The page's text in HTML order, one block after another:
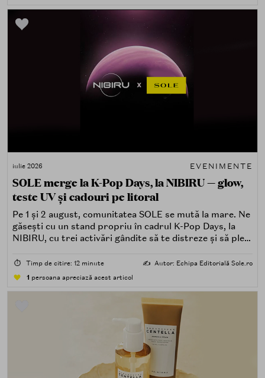
iulie 2026 EVENIMENTE
SOLE merge la K-Pop Days, la NIBIRU — glow,
teste UV și cadouri pe litoral
Pe 1 și 2 august, comunitatea SOLE se mută la mare. Ne
găsești cu un stand propriu în cadrul K-Pop Days, la
NIBIRU, cu trei activări gândite să te distreze și să pleci
⏱️ Timp de citire: 12 minute ✍️ Autor: Echipa Editorială Sole.ro
1 persoana apreciază acest articol